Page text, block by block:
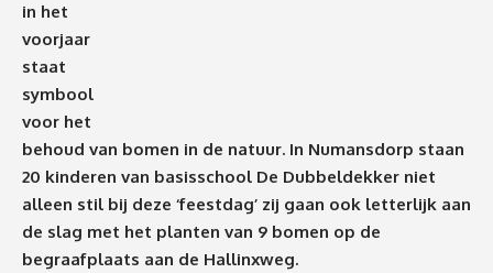
in het
voorjaar
staat
symbool
voor het
behoud van bomen in de natuur. In Numansdorp staan
20 kinderen van basisschool De Dubbeldekker niet
alleen stil bij deze ‘feestdag’ zij gaan ook letterlijk aan
de slag met het planten van 9 bomen op de
begraafplaats aan de Hallinxweg.